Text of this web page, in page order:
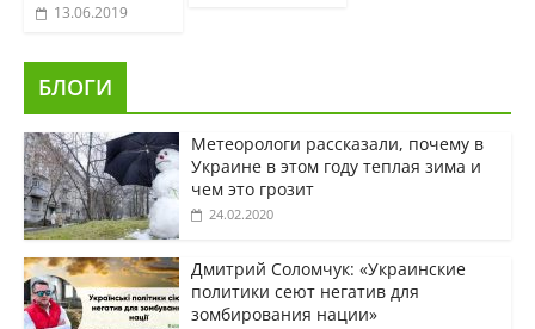
13.06.2019
БЛОГИ
Метеорологи рассказали, почему в
Украине в этом году теплая зима и
чем это грозит
24.02.2020
Дмитрий Соломчук: «Украинские
политики сеют негатив для
зомбирования нации»